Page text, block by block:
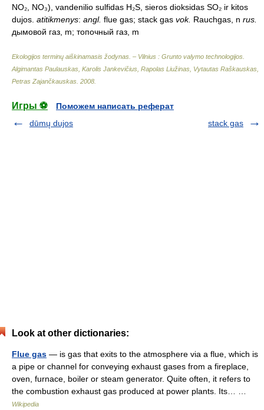
NO₂, NO₃), vandenilio sulfidas H₂S, sieros dioksidas SO₂ ir kitos
dujos. atitikmenys: angl. flue gas; stack gas vok. Rauchgas, n rus.
дымовой газ, m; топочный газ, m
Ekologijos terminų aiškinamasis žodynas. – Vilnius : Grunto valymo technologijos
Algimantas Paulauskas, Karolis Jankevičius, Rapolas Liužinas, Vytautas Raškauskas,
Petras Zajančkauskas 2008
Игры ⚽
Поможем написать реферат
dūmų dujos
stack gas
Look at other dictionaries:
Flue gas — is gas that exits to the atmosphere via a flue, which is
a pipe or channel for conveying exhaust gases from a fireplace,
oven, furnace, boiler or steam generator. Quite often, it refers to
the combustion exhaust gas produced at power plants. Its… …
Wikipedia